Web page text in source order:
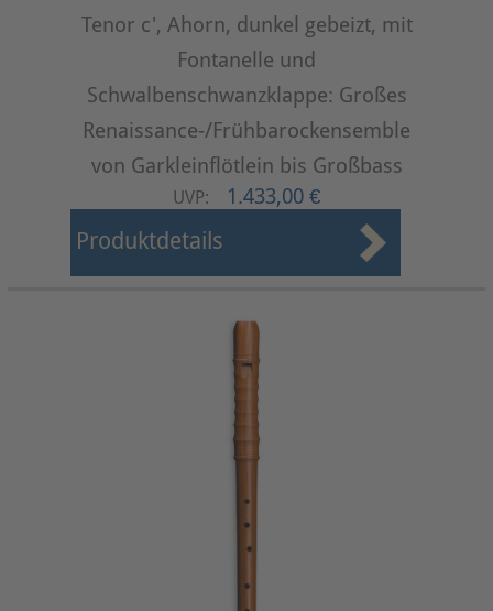
Tenor c', Ahorn, dunkel gebeizt, mit
Fontanelle und
Schwalbenschwanzklappe: Großes
Renaissance-/Frühbarockensemble
von Garkleinflötlein bis Großbass
UVP: 1.433,00 €
Produktdetails